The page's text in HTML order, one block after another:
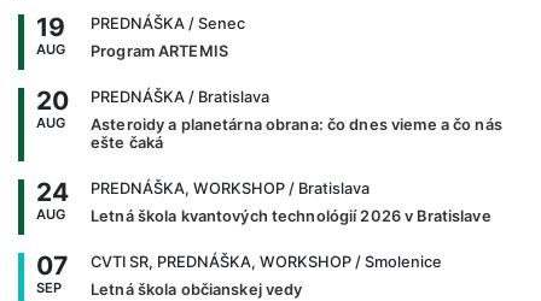
19
AUG
PREDNÁŠKA / Senec
Program ARTEMIS
20
AUG
PREDNÁŠKA / Bratislava
Asteroidy a planetárna obrana: čo dnes vieme a čo nás
ešte čaká
24
AUG
PREDNÁŠKA, WORKSHOP / Bratislava
Letná škola kvantových technológií 2026 v Bratislave
07
SEP
CVTI SR, PREDNÁŠKA, WORKSHOP / Smolenice
Letná škola občianskej vedy